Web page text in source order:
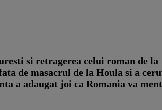
si retragerea celui roman de
de masacrul de la Houla si a
a adaugat joi ca Romania va